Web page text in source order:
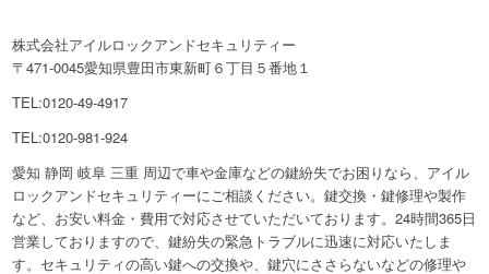
株式会社アイルロックアンドセキュリティー
〒471-0045愛知県豊田市東新町６丁目５番地１
TEL:0120-49-4917
TEL:0120-981-924
愛知 静岡 岐阜 三重 周辺で車や金庫などの鍵紛失でお困りなら、アイル
ロックアンドセキュリティーにご相談ください。鍵交換・鍵修理や製作
など、お安い料金・費用で対応させていただいております。24時間365日
営業しておりますので、鍵紛失の緊急トラブルに迅速に対応いたしま
す。セキュリティの高い鍵への交換や、鍵穴にささらないなどの修理や